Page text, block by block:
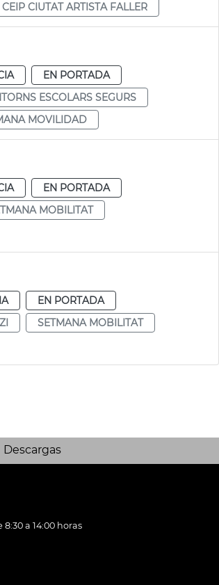
CEIP CIUTAT ARTISTA FALLER
EN PORTADA
ESCOLARS SEGURS
MOVILIDAD
EN PORTADA
MOBILITAT
EN PORTADA
SETMANA MOBILITAT
Descargas
a 14:00 horas